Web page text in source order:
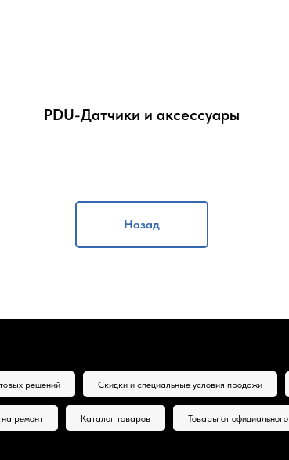
PDU-Датчики и аксессуары
Назад
решений Скидки и специальные условия продажи
ремонт Каталог товаров Товары от